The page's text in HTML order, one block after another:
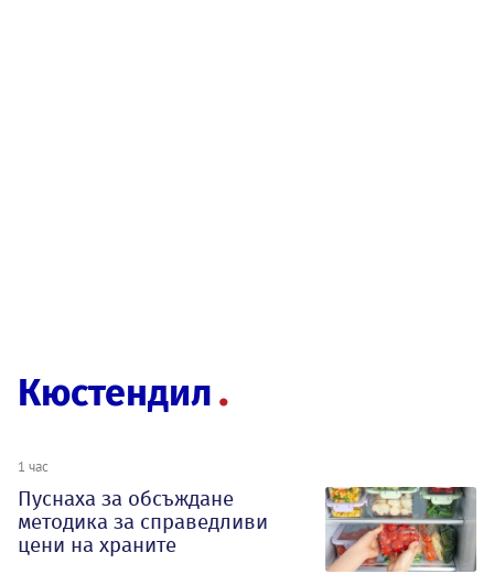
Кюстендил
1 час
Пуснаха за обсъждане
методика за справедливи
цени на храните